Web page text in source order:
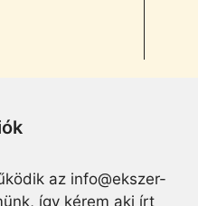
az info@ekszer-
így kérem aki írt